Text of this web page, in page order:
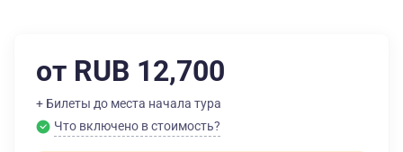
от RUB 12,700
+ Билеты до места начала тура
Что включено в стоимость?